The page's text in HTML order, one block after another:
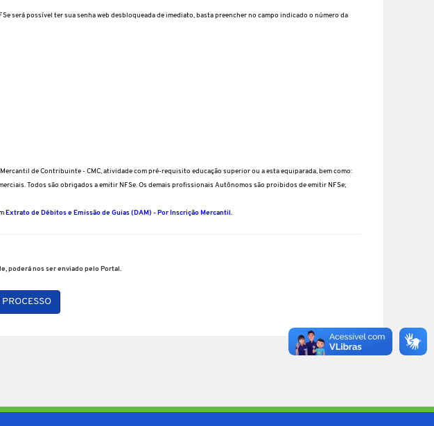
será possível ter sua senha web desbloqueada de imediato, basta preencher no campo indicado o número da
de Contribuinte - CMC, atividade com pré-requisito educação superior ou a esta equiparada, bem como:
Todos são obrigados a emitir NFSe. Os demais profissionais Autônomos são proibidos de emitir NFSe;
Extrato de Débitos e Emissão de Guias (DAM) - Por Inscrição Mercantil.
poderá nos ser enviado pelo Portal.